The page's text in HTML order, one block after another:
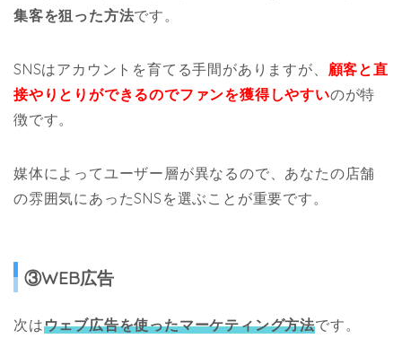
集客を狙った方法です。
SNSはアカウントを育てる手間がありますが、 顧客と直
接やりとりができるのでファンを獲得しやすいのが特
徴です。
媒体によってユーザー層が異なるので、あなたの店舗
の雰囲気にあったSNSを選ぶことが重要です。
③WEB広告
次はウェブ広告を使ったマーケティング方法です。